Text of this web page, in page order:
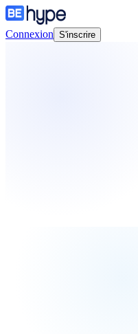
Connexion S'inscrire